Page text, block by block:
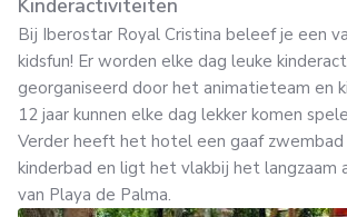
Kinderactiviteiten
Bij Iberostar Royal Cristina beleef je een
kidsfun! Er worden elke dag leuke
georganiseerd door het animatieteam en
12 jaar kunnen elke dag lekker komen
Verder heeft het hotel een gaaf
kinderbad en ligt het vlakbij het langzaam
van Playa de Palma.